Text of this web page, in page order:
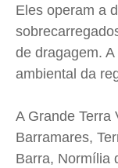
Eles operam a
de dragagem.
ambiental da
A Grande Terra
Barramares,
Barra, Normília